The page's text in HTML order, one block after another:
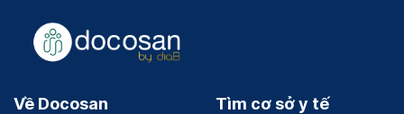
Về Docosan Tìm cơ sở y tế